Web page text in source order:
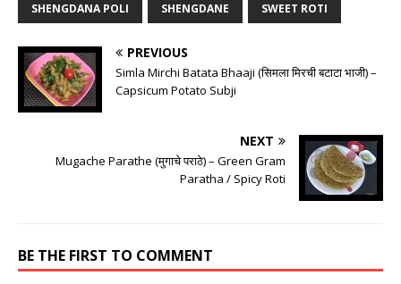
SHENGDANA POLI SHENGDANE SWEET ROTI
PREVIOUS
Simla Mirchi Batata Bhaaji (सिमला मिरची बटाटा भाजी) –
Capsicum Potato Subji
NEXT
Mugache Parathe (मुगाचे पराठे) – Green Gram
Paratha / Spicy Roti
BE THE FIRST TO COMMENT